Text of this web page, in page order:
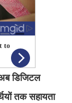
डिजिटल
तक सहायता